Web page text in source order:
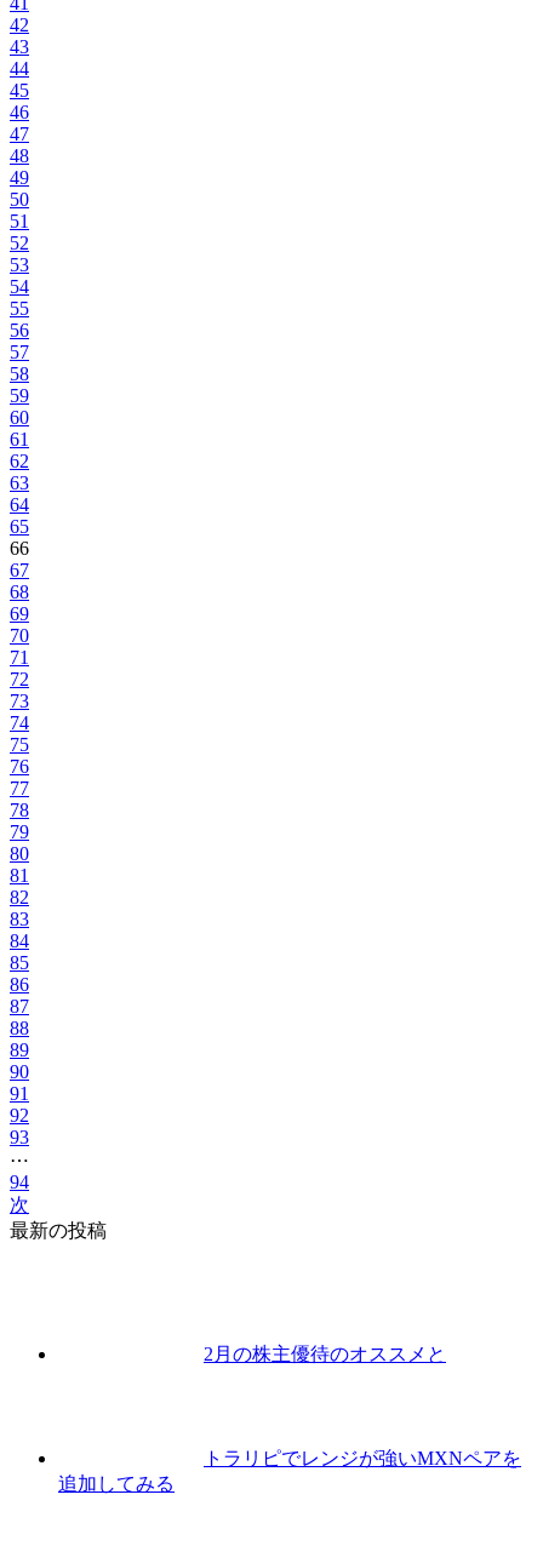
42
43
44
45
46
47
48
49
50
51
52
53
54
55
56
57
58
59
60
61
62
63
64
65
66
67
68
69
70
71
72
73
74
75
76
77
78
79
80
81
82
83
84
85
86
87
88
89
90
91
92
93
⋯
94
次
最新の投稿
2月の株主優待のオススメと
トラリピでレンジが強いMXNペアを
追加してみる